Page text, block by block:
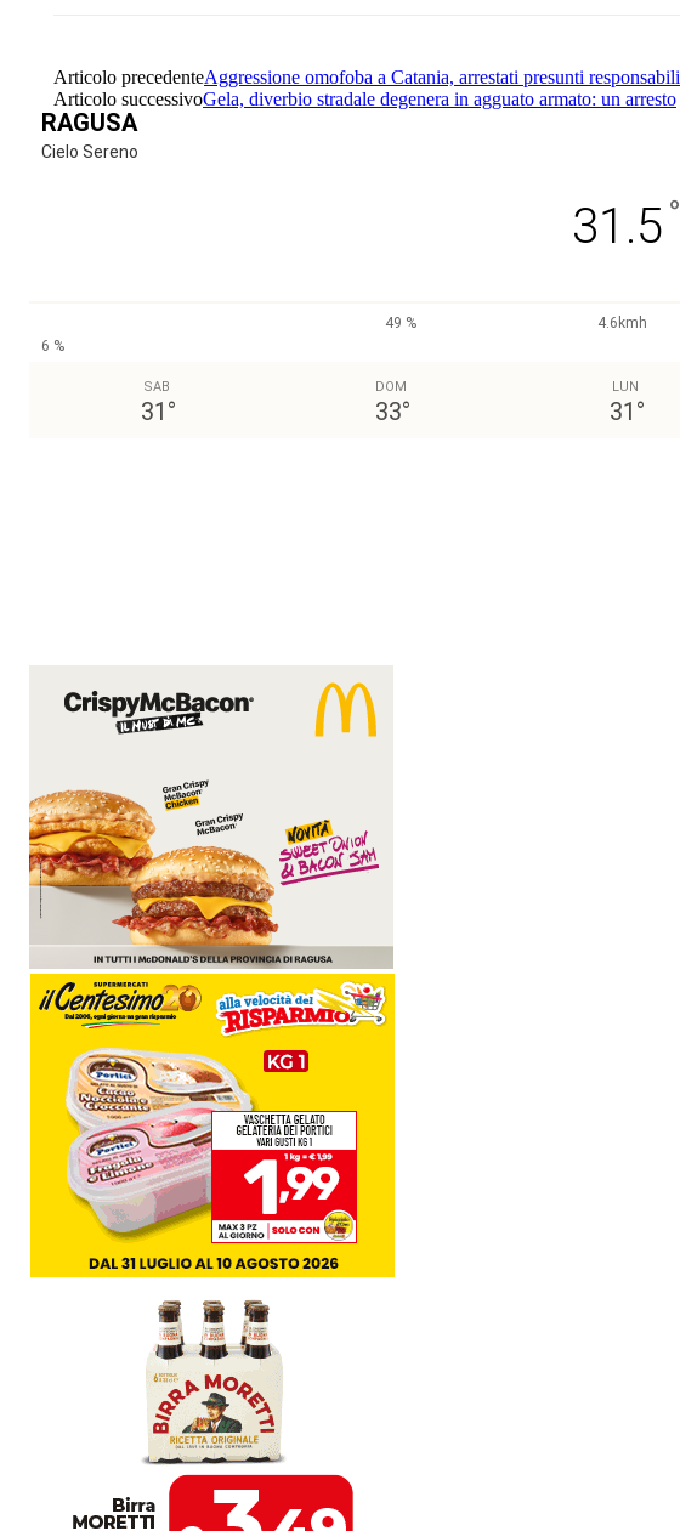
Articolo precedenteAggressione omofoba a Catania, arrestati presunti responsabili
Articolo successivoGela, diverbio stradale degenera in agguato armato: un arresto
RAGUSA
Cielo Sereno
31.5 °
49 %
4.6kmh
6 %
SAB
31 °
DOM
33°
LUN
31 °